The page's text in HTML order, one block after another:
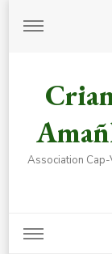
Association Cap-